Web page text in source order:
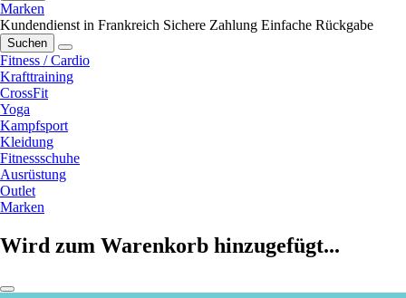
Marken
Kundendienst in Frankreich Sichere Zahlung Einfache Rückgabe
Suchen
Fitness / Cardio
Krafttraining
CrossFit
Yoga
Kampfsport
Kleidung
Fitnessschuhe
Ausrüstung
Outlet
Marken
Wird zum Warenkorb hinzugefügt...